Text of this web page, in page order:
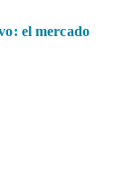
el mercado